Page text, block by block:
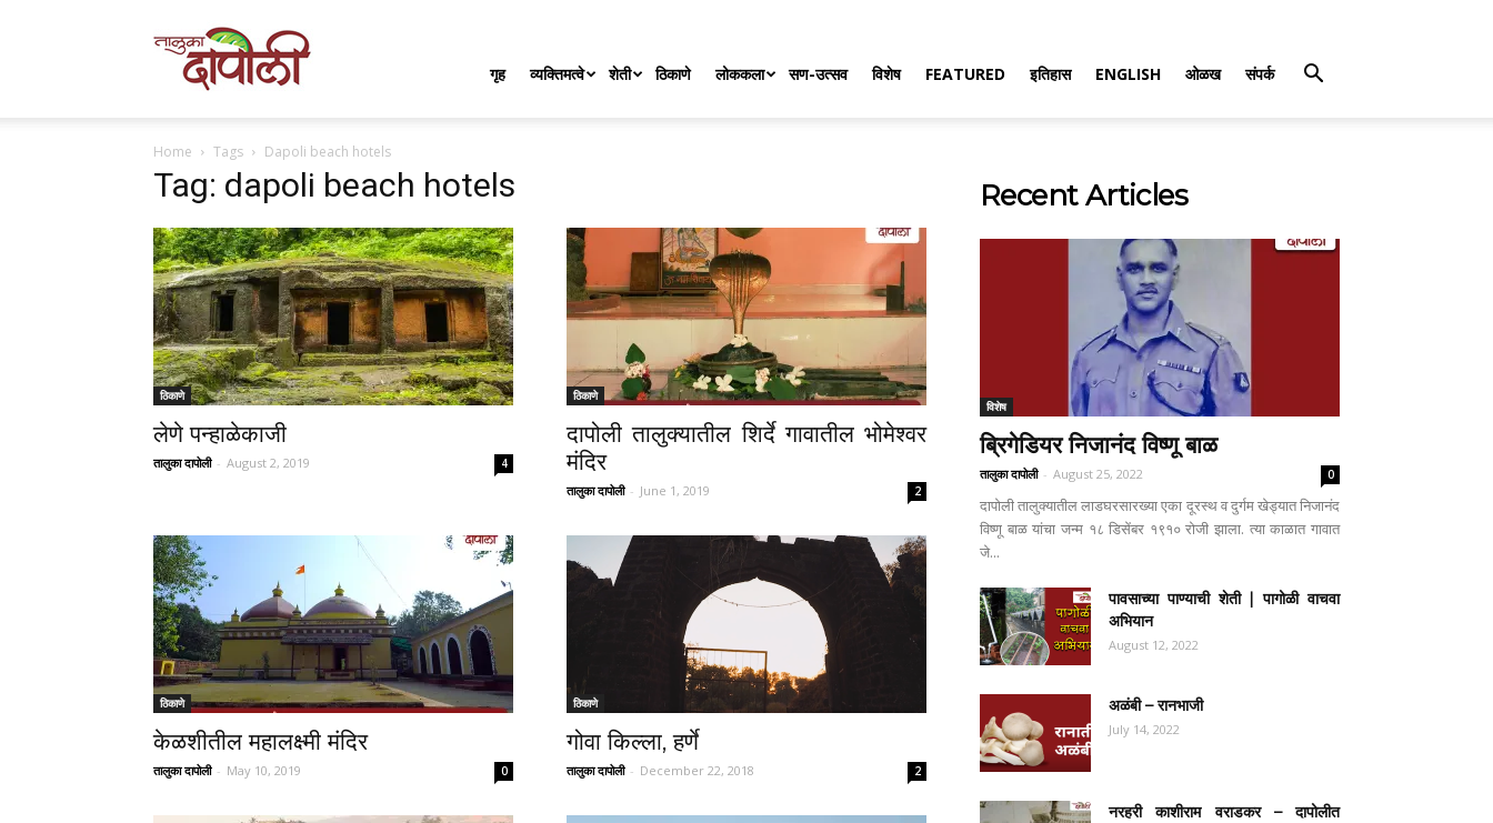
Dapoli
गृह व्यक्तिमत्वे शेती ठिकाणे लोककला सण-उत्सव विशेष FEATURED इतिहास ENGLISH ओळख संपर्क
Home Tags Dapoli beach hotels
Tag: dapoli beach hotels
ठिकाणे
लेणे पन्हाळेकाजी
तालुका दापोली - August 2, 2019 4
ठिकाणे
दापोली तालुक्यातील शिर्दे गावातील भोमेश्वर
मंदिर
तालुका दापोली - June 1, 2019 2
ठिकाणे
केळशीतील महालक्ष्मी मंदिर
तालुका दापोली - May 10, 2019 0
ठिकाणे
गोवा किल्ला, हर्णे
तालुका दापोली - December 22, 2018 2
Recent Articles
विशेष
ब्रिगेडियर निजानंद विष्णू बाळ
तालुका दापोली - August 25, 2022 0
दापोली तालुक्यातील लाडघरसारख्या एका दूरस्थ व दुर्गम खेड्यात निजानंद
विष्णू बाळ यांचा जन्म १८ डिसेंबर १९१० रोजी झाला. त्या काळात गावात
जे...
पावसाच्या पाण्याची शेती | पागोळी वाचवा
अभियान
August 12, 2022
अळंबी – रानभाजी
July 14, 2022
नरहरी काशीराम वराडकर – दापोलीत